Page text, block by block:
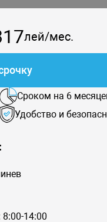
лей/мес.
Сроком на 6
Удобство и
8:00-14:00